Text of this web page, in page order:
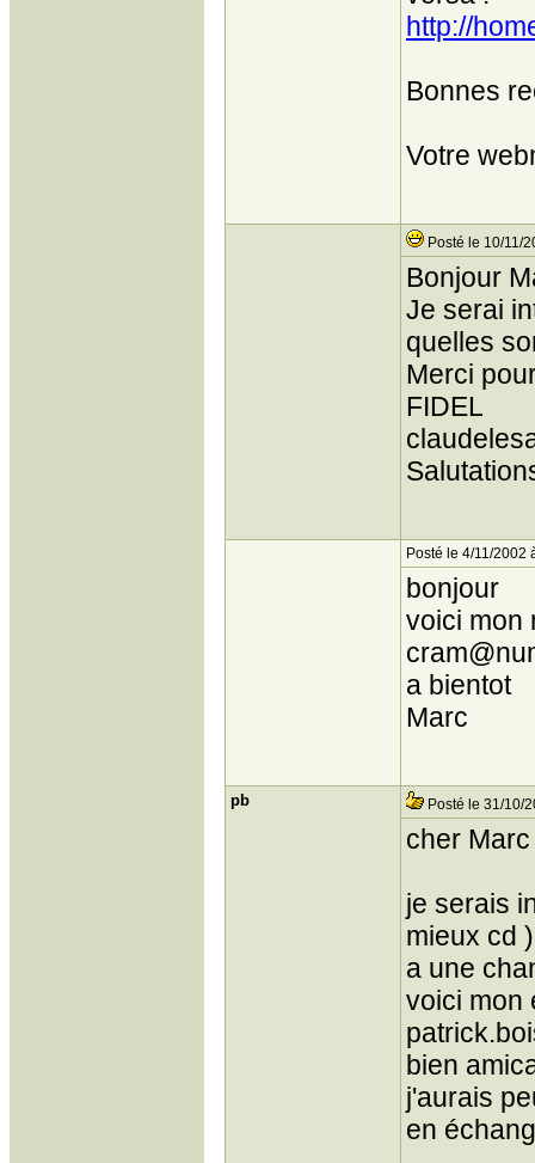
http://
Bonnes
Votre
Posté le 10/11/
Bonjour
Je serai
quelles
Merci
FIDEL
Posté le 4/11/2002
bonjour
voici mon
a bientot
Marc
pb Posté le 31/10/
cher Marc
je serais
mieux cd
a une
voici mon
bien
j'aurais
en